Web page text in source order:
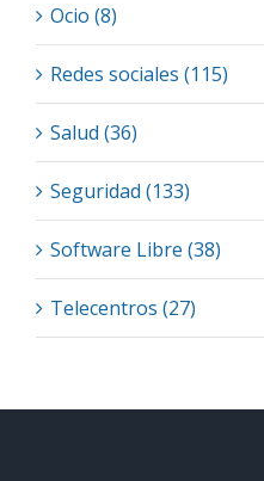
Ocio (8)
Redes sociales (115)
Salud (36)
Seguridad (133)
Software Libre (38)
Telecentros (27)